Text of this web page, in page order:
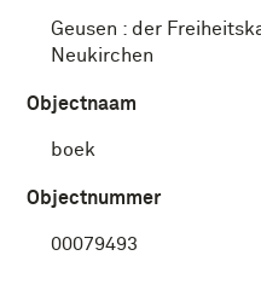
Geusen : der
Neukirchen
Objectnaam
boek
Objectnummer
00079493